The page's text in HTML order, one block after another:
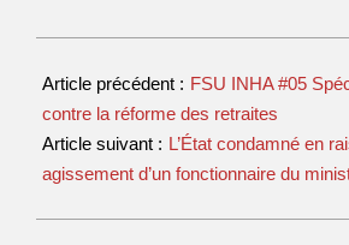
Article précédent : FSU INHA #05
contre la réforme des retraites
Article suivant : L’État condamné en
agissement d’un fonctionnaire du